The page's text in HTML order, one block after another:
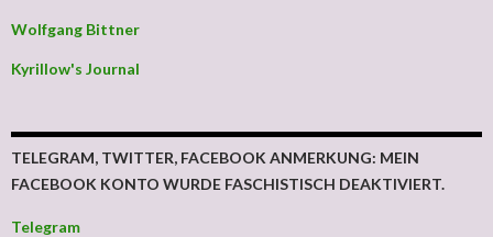
Wolfgang Bittner
Kyrillow's Journal
TELEGRAM, TWITTER, FACEBOOK ANMERKUNG: MEIN
FACEBOOK KONTO WURDE FASCHISTISCH DEAKTIVIERT.
Telegram